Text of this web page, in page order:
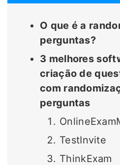
O que é a
perguntas?
3 melhores
criação de
com
perguntas
TestInvite
ThinkExam